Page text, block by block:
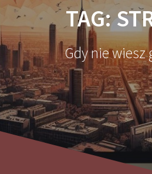
TAG:
Gdy nie wiesz